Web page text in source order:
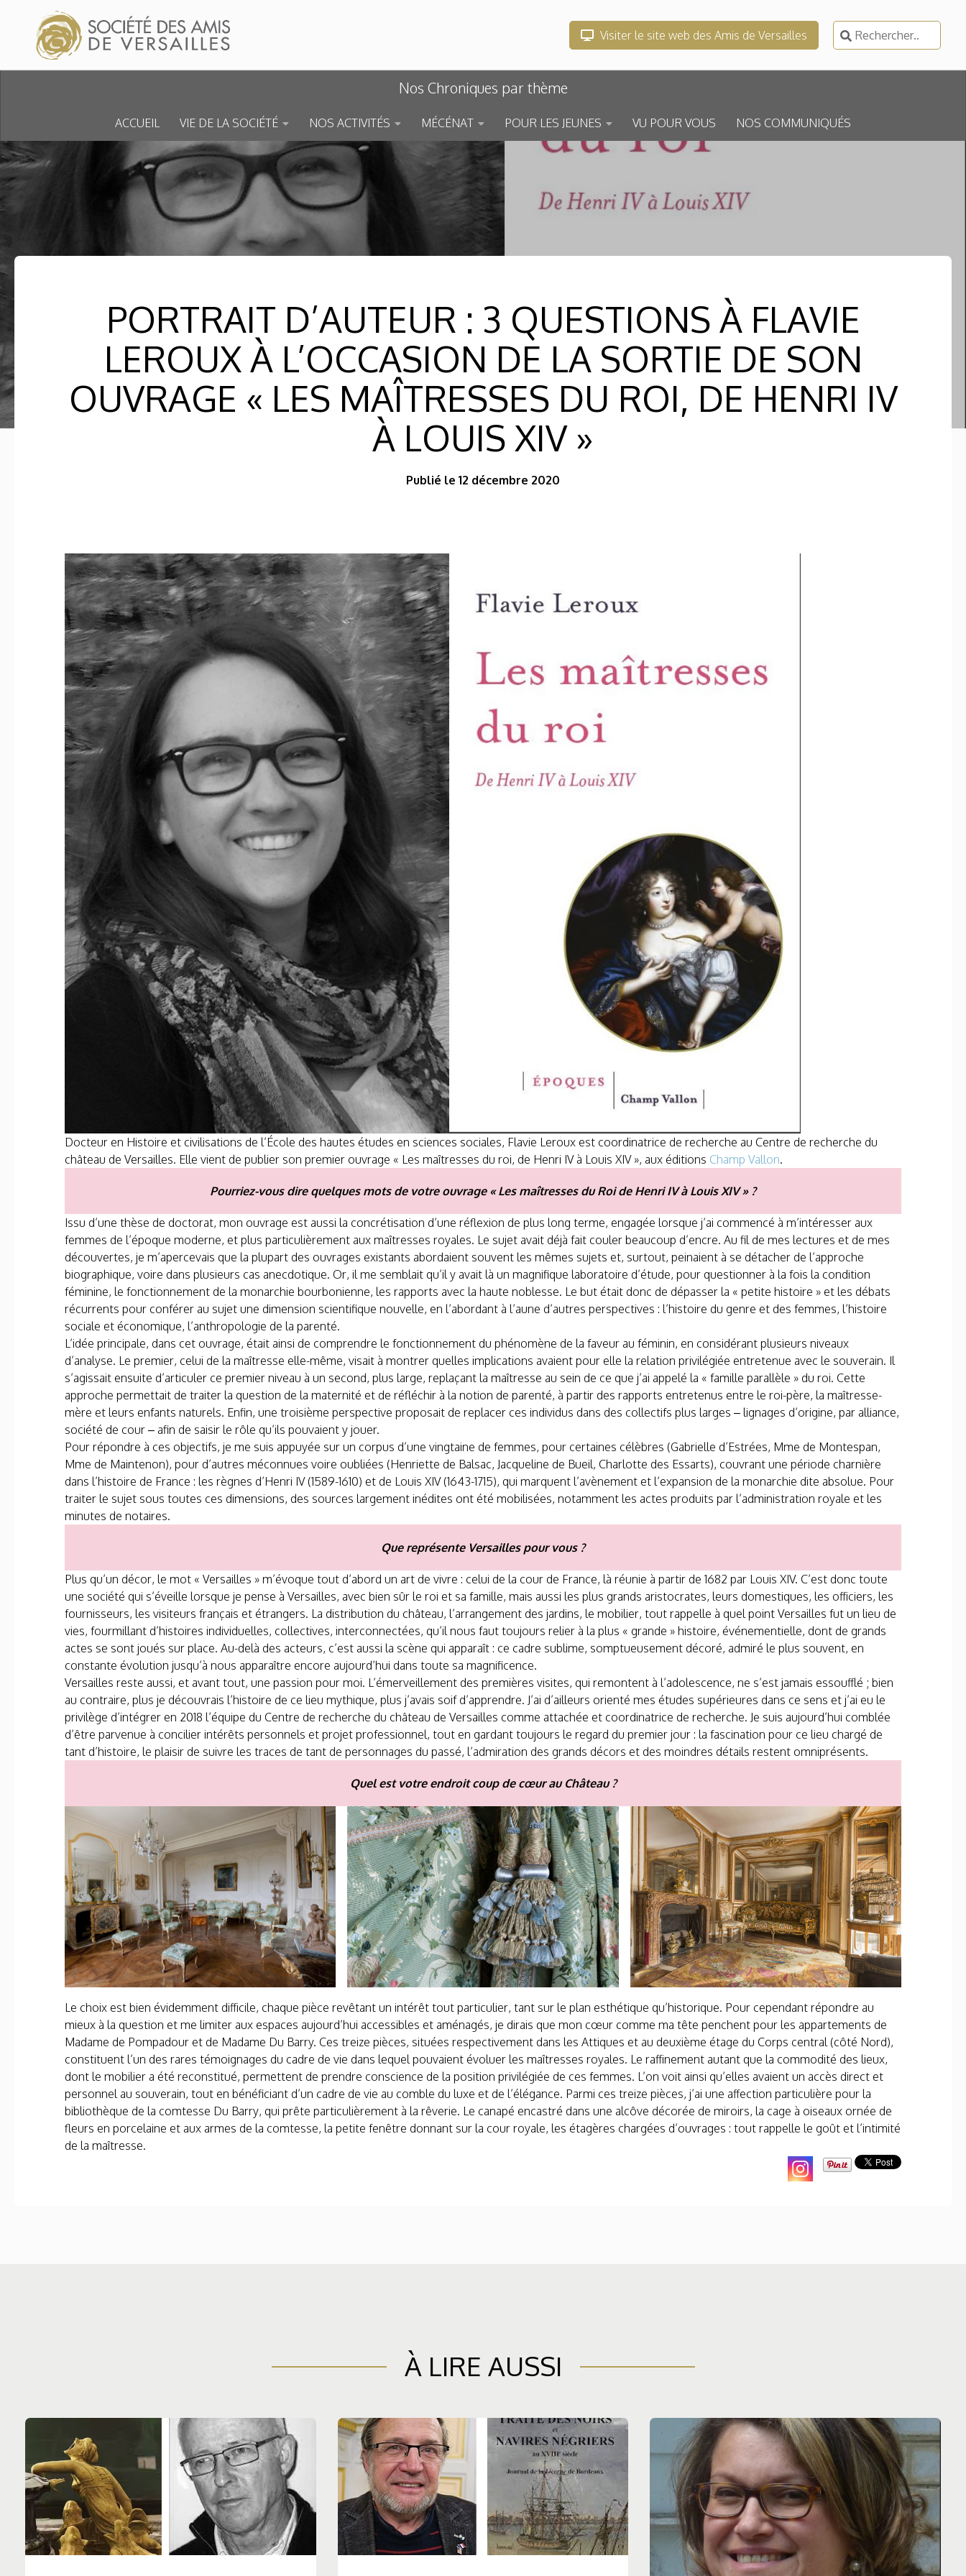
Skip to content
Visiter le site web des Amis de Versailles
Rechercher :
Nos Chroniques par thème
ACCUEIL VIE DE LA SOCIÉTÉ NOS ACTIVITÉS MÉCÉNAT POUR LES JEUNES VU POUR VOUS NOS COMMUNIQUÉS
PORTRAIT D’AUTEUR : 3 QUESTIONS À FLAVIE
LEROUX À L’OCCASION DE LA SORTIE DE SON
OUVRAGE « LES MAÎTRESSES DU ROI, DE HENRI IV
À LOUIS XIV »
Publié le 12 décembre 2020
Docteur en Histoire et civilisations de l’École des hautes études en sciences sociales, Flavie Leroux est coordinatrice de recherche au Centre de recherche du
château de Versailles. Elle vient de publier son premier ouvrage « Les maîtresses du roi, de Henri IV à Louis XIV », aux éditions Champ Vallon.
Pourriez-vous dire quelques mots de votre ouvrage « Les maîtresses du Roi de Henri IV à Louis XIV » ?
Issu d’une thèse de doctorat, mon ouvrage est aussi la concrétisation d’une réflexion de plus long terme, engagée lorsque j’ai commencé à m’intéresser aux
femmes de l’époque moderne, et plus particulièrement aux maîtresses royales. Le sujet avait déjà fait couler beaucoup d’encre. Au fil de mes lectures et de mes
découvertes, je m’apercevais que la plupart des ouvrages existants abordaient souvent les mêmes sujets et, surtout, peinaient à se détacher de l’approche
biographique, voire dans plusieurs cas anecdotique. Or, il me semblait qu’il y avait là un magnifique laboratoire d’étude, pour questionner à la fois la condition
féminine, le fonctionnement de la monarchie bourbonienne, les rapports avec la haute noblesse. Le but était donc de dépasser la « petite histoire » et les débats
récurrents pour conférer au sujet une dimension scientifique nouvelle, en l’abordant à l’aune d’autres perspectives : l’histoire du genre et des femmes, l’histoire
sociale et économique, l’anthropologie de la parenté.
L’idée principale, dans cet ouvrage, était ainsi de comprendre le fonctionnement du phénomène de la faveur au féminin, en considérant plusieurs niveaux
d’analyse. Le premier, celui de la maîtresse elle-même, visait à montrer quelles implications avaient pour elle la relation privilégiée entretenue avec le souverain. Il
s’agissait ensuite d’articuler ce premier niveau à un second, plus large, replaçant la maîtresse au sein de ce que j’ai appelé la « famille parallèle » du roi. Cette
approche permettait de traiter la question de la maternité et de réfléchir à la notion de parenté, à partir des rapports entretenus entre le roi-père, la maîtresse-
mère et leurs enfants naturels. Enfin, une troisième perspective proposait de replacer ces individus dans des collectifs plus larges – lignages d’origine, par alliance,
société de cour – afin de saisir le rôle qu’ils pouvaient y jouer.
Pour répondre à ces objectifs, je me suis appuyée sur un corpus d’une vingtaine de femmes, pour certaines célèbres (Gabrielle d’Estrées, Mme de Montespan,
Mme de Maintenon), pour d’autres méconnues voire oubliées (Henriette de Balsac, Jacqueline de Bueil, Charlotte des Essarts), couvrant une période charnière
dans l’histoire de France : les règnes d’Henri IV (1589-1610) et de Louis XIV (1643-1715), qui marquent l’avènement et l’expansion de la monarchie dite absolue. Pour
traiter le sujet sous toutes ces dimensions, des sources largement inédites ont été mobilisées, notamment les actes produits par l’administration royale et les
minutes de notaires.
Que représente Versailles pour vous ?
Plus qu’un décor, le mot « Versailles » m’évoque tout d’abord un art de vivre : celui de la cour de France, là réunie à partir de 1682 par Louis XIV. C’est donc toute
une société qui s’éveille lorsque je pense à Versailles, avec bien sûr le roi et sa famille, mais aussi les plus grands aristocrates, leurs domestiques, les officiers, les
fournisseurs, les visiteurs français et étrangers. La distribution du château, l’arrangement des jardins, le mobilier, tout rappelle à quel point Versailles fut un lieu de
vies, fourmillant d’histoires individuelles, collectives, interconnectées, qu’il nous faut toujours relier à la plus « grande » histoire, événementielle, dont de grands
actes se sont joués sur place. Au-delà des acteurs, c’est aussi la scène qui apparaît : ce cadre sublime, somptueusement décoré, admiré le plus souvent, en
constante évolution jusqu’à nous apparaître encore aujourd’hui dans toute sa magnificence.
Versailles reste aussi, et avant tout, une passion pour moi. L’émerveillement des premières visites, qui remontent à l’adolescence, ne s’est jamais essoufflé ; bien
au contraire, plus je découvrais l’histoire de ce lieu mythique, plus j’avais soif d’apprendre. J’ai d’ailleurs orienté mes études supérieures dans ce sens et j’ai eu le
privilège d’intégrer en 2018 l’équipe du Centre de recherche du château de Versailles comme attachée et coordinatrice de recherche. Je suis aujourd’hui comblée
d’être parvenue à concilier intérêts personnels et projet professionnel, tout en gardant toujours le regard du premier jour : la fascination pour ce lieu chargé de
tant d’histoire, le plaisir de suivre les traces de tant de personnages du passé, l’admiration des grands décors et des moindres détails restent omniprésents.
Quel est votre endroit coup de cœur au Château ?
Le choix est bien évidemment difficile, chaque pièce revêtant un intérêt tout particulier, tant sur le plan esthétique qu’historique. Pour cependant répondre au
mieux à la question et me limiter aux espaces aujourd’hui accessibles et aménagés, je dirais que mon cœur comme ma tête penchent pour les appartements de
Madame de Pompadour et de Madame Du Barry. Ces treize pièces, situées respectivement dans les Attiques et au deuxième étage du Corps central (côté Nord),
constituent l’un des rares témoignages du cadre de vie dans lequel pouvaient évoluer les maîtresses royales. Le raffinement autant que la commodité des lieux,
dont le mobilier a été reconstitué, permettent de prendre conscience de la position privilégiée de ces femmes. L’on voit ainsi qu’elles avaient un accès direct et
personnel au souverain, tout en bénéficiant d’un cadre de vie au comble du luxe et de l’élégance. Parmi ces treize pièces, j’ai une affection particulière pour la
bibliothèque de la comtesse Du Barry, qui prête particulièrement à la rêverie. Le canapé encastré dans une alcôve décorée de miroirs, la cage à oiseaux ornée de
fleurs en porcelaine et aux armes de la comtesse, la petite fenêtre donnant sur la cour royale, les étagères chargées d’ouvrages : tout rappelle le goût et l’intimité
de la maîtresse.
À LIRE AUSSI